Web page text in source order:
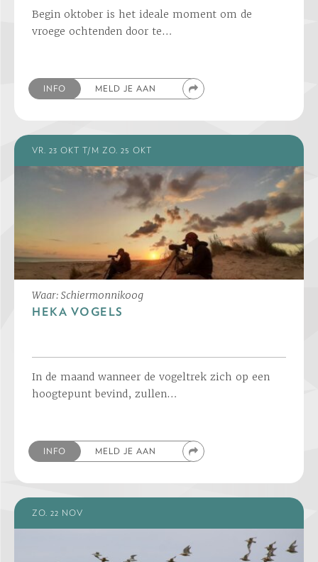
Begin oktober is het ideale moment om de
vroege ochtenden door te…
INFO MELD JE AAN
VR. 23 OKT T/M ZO. 25 OKT
Waar: Schiermonnikoog
HEKA VOGELS
In de maand wanneer de vogeltrek zich op een
hoogtepunt bevind, zullen…
INFO MELD JE AAN
ZO. 22 NOV